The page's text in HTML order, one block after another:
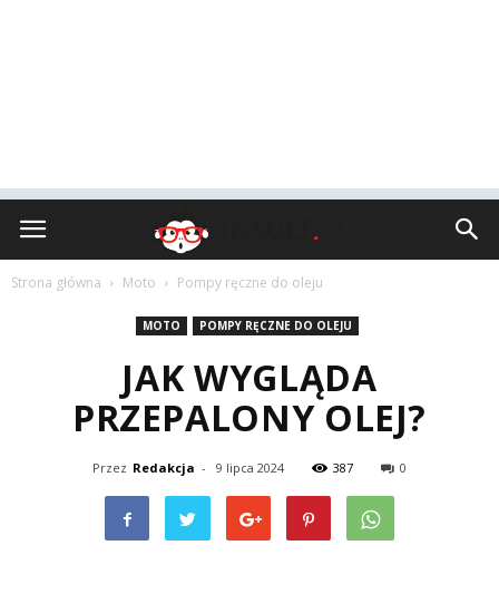
Insult.pl
Strona główna Moto Pompy ręczne do oleju
MOTO POMPY RĘCZNE DO OLEJU
JAK WYGLĄDA
PRZEPALONY OLEJ?
Przez Redakcja - 9 lipca 2024 387 0